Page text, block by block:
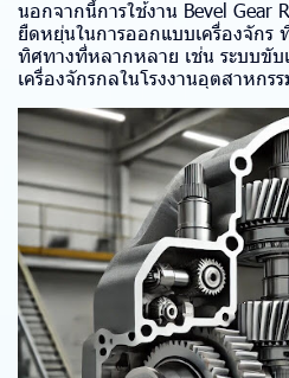
นอกจากนี้การใช้งาน Bevel Gear
ยืดหยุ่นในการออกแบบเครื่องจักร
ทิศทางที่หลากหลาย เช่น ระบบขับ
เครื่องจักรกลในโรงงานอุตสาหกรร